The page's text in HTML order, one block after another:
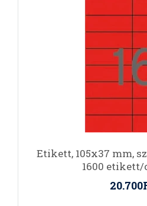
Etikett, 105x37 mm,
1600 etikett/